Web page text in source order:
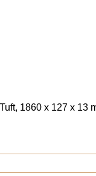
1860 x 127 x 13